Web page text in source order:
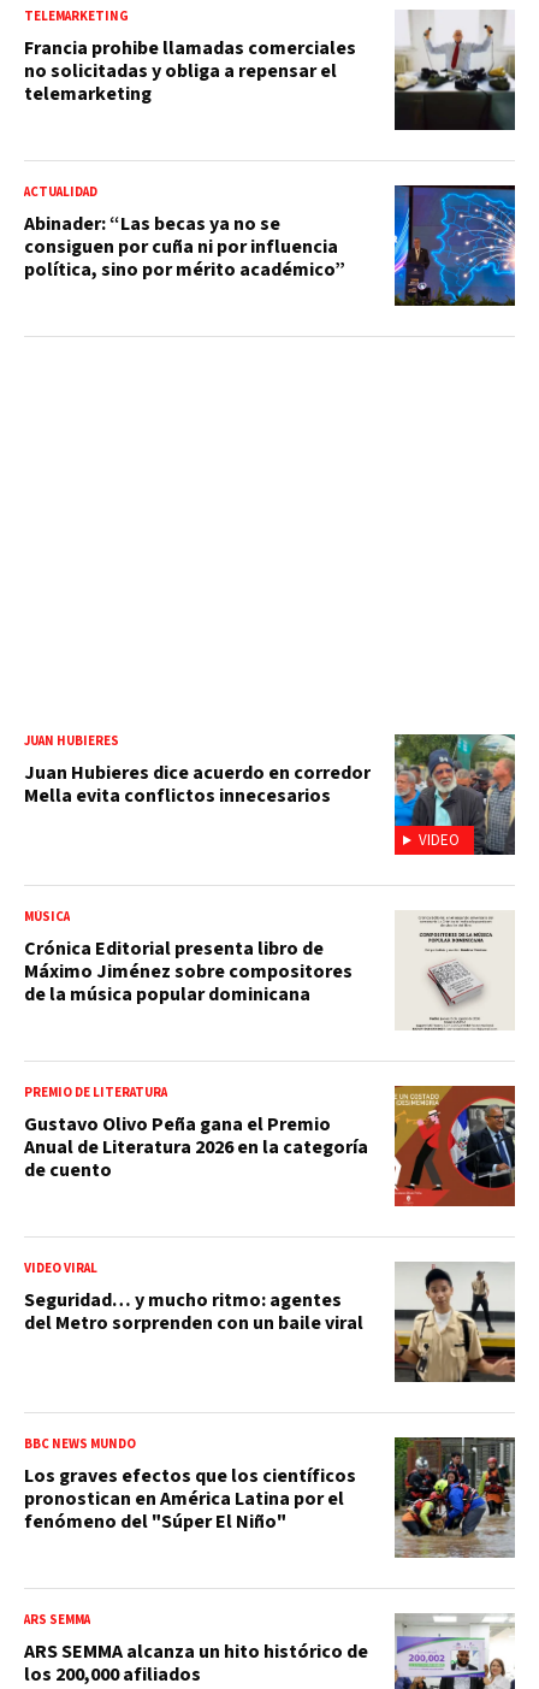
TELEMARKETING
Francia prohibe llamadas comerciales
no solicitadas y obliga a repensar el
telemarketing
ACTUALIDAD
Abinader: “Las becas ya no se
consiguen por cuña ni por influencia
política, sino por mérito académico”
VIDEO
JUAN HUBIERES
Juan Hubieres dice acuerdo en corredor
Mella evita conflictos innecesarios
MÚSICA
Crónica Editorial presenta libro de
Máximo Jiménez sobre compositores
de la música popular dominicana
PREMIO DE LITERATURA
Gustavo Olivo Peña gana el Premio
Anual de Literatura 2026 en la categoría
de cuento
VIDEO VIRAL
Seguridad… y mucho ritmo: agentes
del Metro sorprenden con un baile viral
BBC NEWS MUNDO
Los graves efectos que los científicos
pronostican en América Latina por el
fenómeno del "Súper El Niño"
ARS SEMMA
ARS SEMMA alcanza un hito histórico de
los 200,000 afiliados